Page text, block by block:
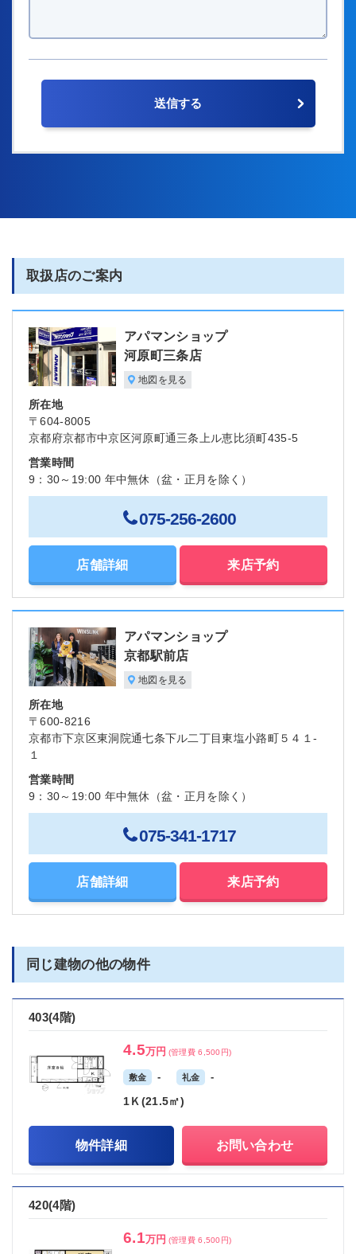
取扱店のご案内
アパマンショップ
河原町三条店
地図を見る
所在地
〒604-8005
京都府京都市中京区河原町通三条上ル恵比須町435-5
営業時間
9：30～19:00 年中無休（盆・正月を除く）
075-256-2600
店舗詳細 来店予約
アパマンショップ
京都駅前店
地図を見る
所在地
〒600-8216
京都市下京区東洞院通七条下ル二丁目東塩小路町５４１-
１
営業時間
9：30～19:00 年中無休（盆・正月を除く）
075-341-1717
店舗詳細 来店予約
同じ建物の他の物件
403(4階)
4.5万円 (管理費 6,500円)
敷金 - 礼金 -
1Ｋ(21.5㎡)
物件詳細 お問い合わせ
420(4階)
6.1万円 (管理費 6,500円)